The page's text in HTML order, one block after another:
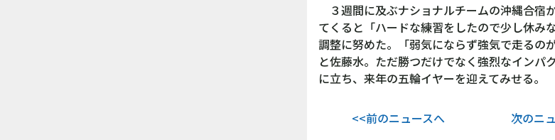
３週間に及ぶナショナルチームの沖縄合宿
てくると「ハードな練習をしたので少し休み
調整に努めた。「弱気にならず強気で走るの
と佐藤水。ただ勝つだけでなく強烈なインパ
に立ち、来年の五輪イヤーを迎えてみせる。
<<前のニュースへ 次のニ